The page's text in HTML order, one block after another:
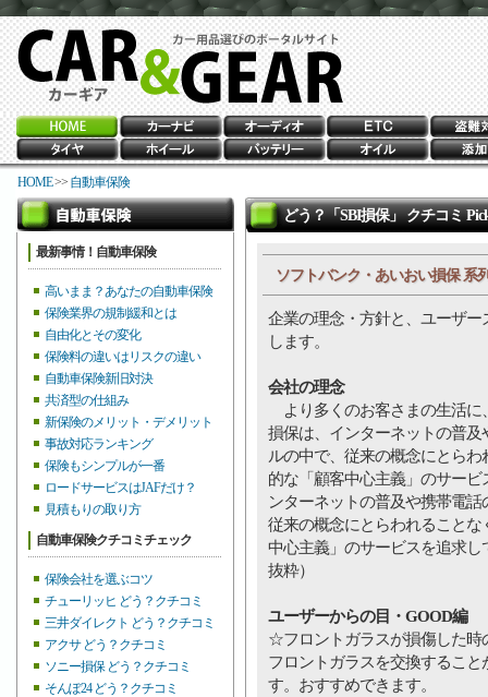
HOME>> 自動車保険
最新事情！自動車保険
高いまま？あなたの自動車保険
保険業界の規制緩和とは
自由化とその変化
保険料の違いはリスクの違い
自動車保険新旧対決
共済型の仕組み
新保険のメリット・デメリット
事故対応ランキング
保険もシンプルが一番
ロードサービスはJAFだけ？
見積もりの取り方
自動車保険クチコミチェック
保険会社を選ぶコツ
チューリッヒ どう？クチコミ
三井ダイレクト どう？クチコミ
アクサ どう？クチコミ
ソニー損保 どう？クチコミ
そんぽ24 どう？クチコミ
どう？「SBI損保」 クチコミ
ソフトバンク・あいおい損保 系
企業の理念・方針と、ユーザ
します。
会社の理念
より多くのお客さまの生活に
損保は、インターネットの普
ルの中で、従来の概念にとら
的な「顧客中心主義」のサー
ンターネットの普及や携帯電
従来の概念にとらわれること
中心主義」のサービスを追求
抜粋）
ユーザーからの目・GOOD編
☆フロントガラスが損傷した時
フロントガラスを交換するこ
す。おすすめできます。